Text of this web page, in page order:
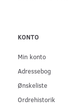
KONTO
Min konto
Adressebog
Ønskeliste
Ordrehistorik